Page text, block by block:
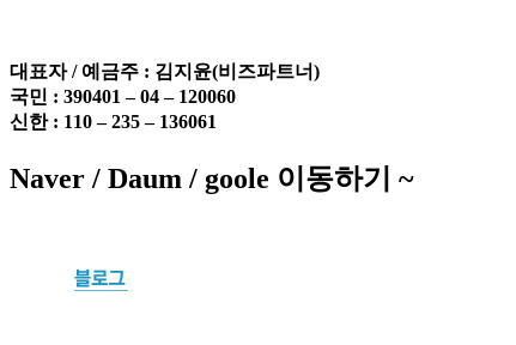
대표자 / 예금주 : 김지윤(비즈파트너)
국민 : 390401 – 04 – 120060
신한 : 110 – 235 – 136061
Naver / Daum / goole 이동하기 ~